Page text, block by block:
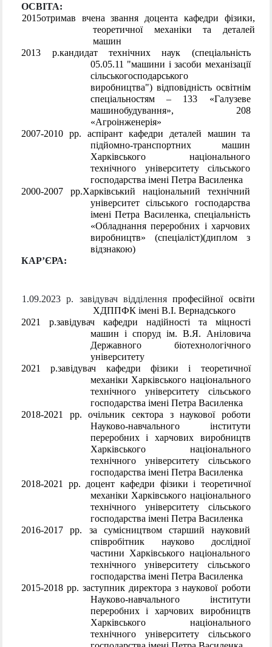
ОСВІТА:
2015отримав вчена звання доцента кафедри фізики,
теоретичної механіки та деталей
машин
2013 р.кандидат технічних наук (спеціальність
05.05.11 "машини і засоби механізації
сільськогосподарського
виробництва") відповідність освітнім
спеціальностям – 133 «Галузеве
машинобудування», 208
«Агроінженерія»
2007-2010 рр. аспірант кафедри деталей машин та
підйомно-транспортних машин
Харківського національного
технічного університету сільського
господарства імені Петра Василенка
2000-2007 рр.Харківський національний технічний
університет сільського господарства
імені Петра Василенка, спеціальність
«Обладнання переробних і харчових
виробництв» (спеціаліст)(диплом з
відзнакою)
КАР’ЄРА:
1.09.2023 р. завідувач відділенняпрофесійної освіти
ХДППФК імені В.І. Вернадського
2021 р.завідувач кафедри надійності та міцності
машин і споруд ім. В.Я. Аніловича
Державного біотехнологічного
університету
2021 р.завідувач кафедри фізики і теоретичної
механіки Харківського національного
технічного університету сільського
господарства імені Петра Василенка
2018-2021 рр. очільник сектора з наукової роботи
Науково-навчального інститути
переробних і харчових виробництв
Харківського національного
технічного університету сільського
господарства імені Петра Василенка
2018-2021 рр. доцент кафедри фізики і теоретичної
механіки Харківського національного
технічного університету сільського
господарства імені Петра Василенка
2016-2017 рр. за сумісництвом старший науковий
співробітник науково дослідної
частини Харківського національного
технічного університету сільського
господарства імені Петра Василенка
2015-2018 рр. заступник директора з наукової роботи
Науково-навчального інститути
переробних і харчових виробництв
Харківського національного
технічного університету сільського